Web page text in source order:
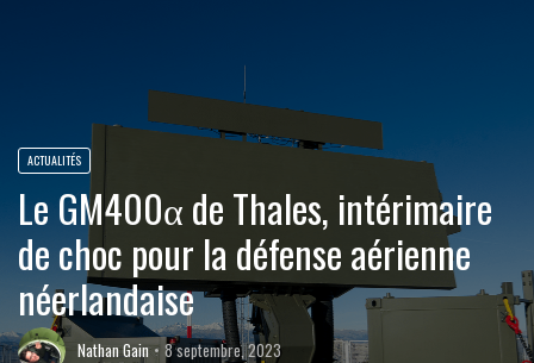
ACTUALITÉS
Le GM400α de Thales, intérimaire
de choc pour la défense aérienne
néerlandaise
Nathan Gain 8 septembre, 2023